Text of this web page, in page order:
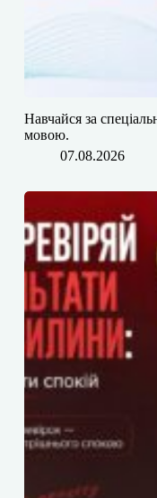
​​Навчайся за
мовою.
07.08.2026